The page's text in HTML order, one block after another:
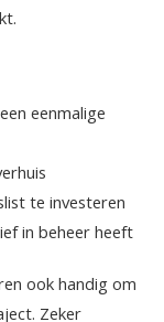
eenmalige
te investeren
in beheer heeft
ook handig om
Zeker